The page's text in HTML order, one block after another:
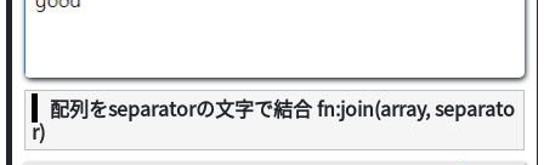
配列をseparatorの文字で結合 fn:join(array, separato
r)